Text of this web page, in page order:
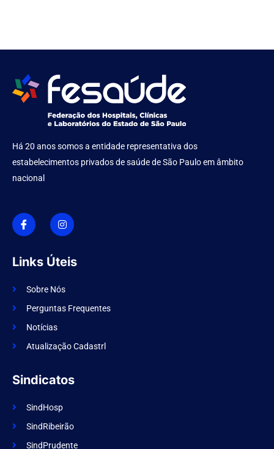
Há 20 anos somos a entidade representativa dos
estabelecimentos privados de saúde de São Paulo em âmbito
nacional
I
c
o
n
f
a
e
o
k
I
n
s
t
g
r
m
Links Úteis
Sobre Nós
Perguntas Frequentes
Notícias
Atualização Cadastrl
Sindicatos
SindHosp
SindRibeirão
SindPrudente